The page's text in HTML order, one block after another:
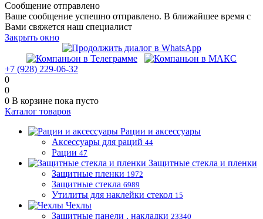
Сообщение отправлено
Ваше сообщение успешно отправлено. В ближайшее время с
Вами свяжется наш специалист
Закрыть окно
+7 (928) 229-06-32
0
0
0 В корзине пока пусто
Каталог товаров
Рации и аксессуары
Аксессуары для раций 44
Рации 47
Защитные стекла и пленки
Защитные пленки 1972
Защитные стекла 6989
Утилиты для наклейки стекол 15
Чехлы
Защитные панели , накладки 23340